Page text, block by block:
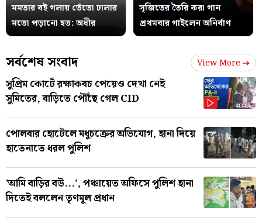
মমতার বই গলায় তেঁতো ঢালার
মতো পড়ানো হত: অধীর
সৃজিতের তৈরি করা গান
প্রথমবার গাইলেন অনির্বাণ
সর্বশেষ সংবাদ View More
সুপ্রিম কোর্টে রক্ষাকবচ পেয়েও দেখা নেই
সুমিতের, বাড়িতে পৌঁছে গেল CID
পোলবার হোটেলে মধুচক্রের অভিযোগ, হানা দিয়ে
হাতেনাতে ধরল পুলিশ
'আমি বাড়ির বউ...', পঞ্চায়েত অফিসে পুলিশ হানা
দিতেই বললেন তৃণমূল প্রধান